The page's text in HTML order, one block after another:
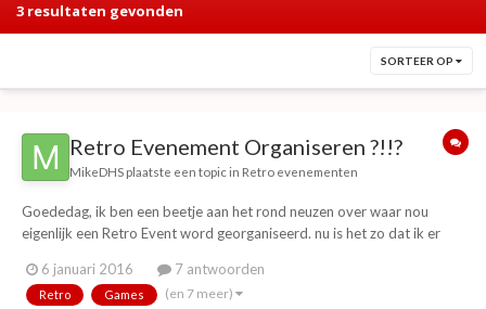
3 resultaten gevonden
SORTEER OP
Retro Evenement Organiseren ?!!?
MikeDHS plaatste een topic in Retro evenementen
Goededag, ik ben een beetje aan het rond neuzen over waar nou
eigenlijk een Retro Event word georganiseerd. nu is het zo dat ik er
als in amerika of word het gewoon weinig tot niet georganiseerd?. nu
is het zo dat ik alle midde...
6 januari 2016 7 antwoorden
Retro Games (en 7 meer)